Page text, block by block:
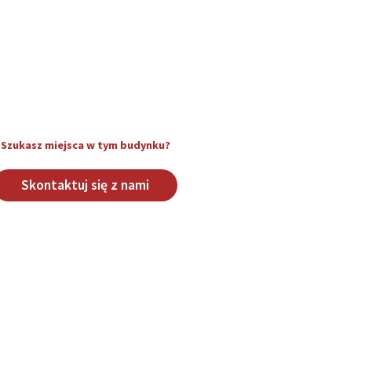
Szukasz miejsca w tym budynku?
Skontaktuj się z nami